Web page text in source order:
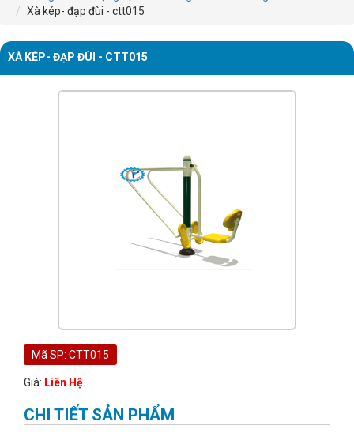
Xà kép- đạp đùi - ctt015
XÀ KÉP- ĐẠP ĐÙI - CTT015
Mã SP: CTT015
Giá: Liên Hệ
CHI TIẾT SẢN PHẨM